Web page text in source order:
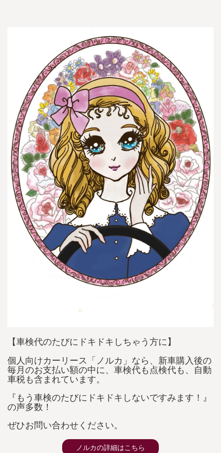
【車検代のたびにドキドキしちゃう方に】
個人向けカーリース「ノルカ」なら、新車購入後の
毎月のお支払い額の中に、車検代も点検代も、自動
車税も含まれています。
『もう車検のたびにドキドキしないですみます！』
の声多数！
ぜひお問い合わせください。
ノルカの詳細はこちら